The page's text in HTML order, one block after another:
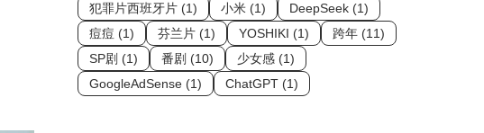
犯罪片西班牙片 (1)
小米 (1)
DeepSeek (1)
痘痘 (1)
芬兰片 (1) YOSHIKI (1)
跨年 (11)
SP剧 (1)
番剧 (10)
少女感 (1)
GoogleAdSense (1)
ChatGPT (1)